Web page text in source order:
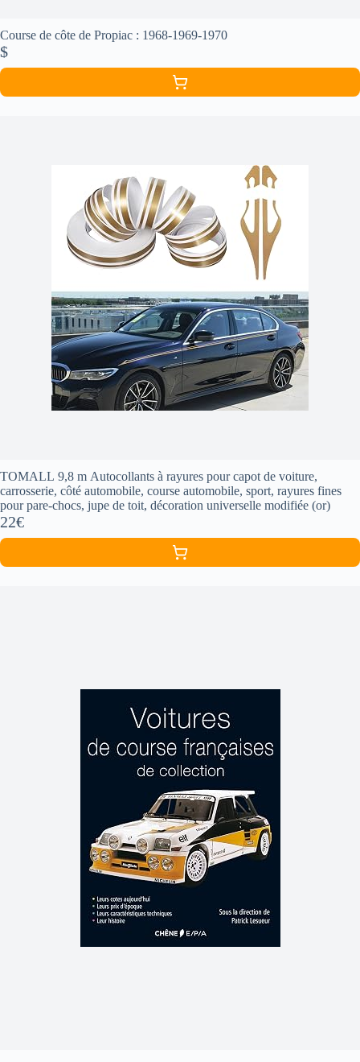
Course de côte de Propiac : 1968-1969-1970
$
TOMALL 9,8 m Autocollants à rayures pour capot de voiture,
carrosserie, côté automobile, course automobile, sport, rayures fines
pour pare-chocs, jupe de toit, décoration universelle modifiée (or)
22€